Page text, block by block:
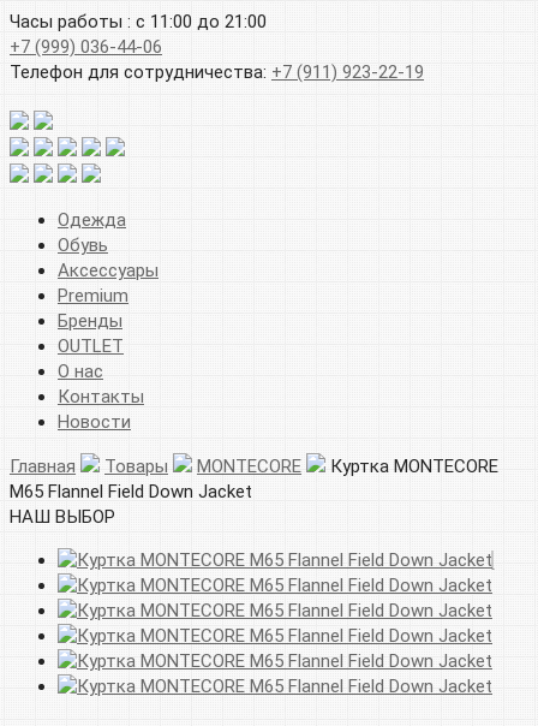
Часы работы : с 11:00 до 21:00
+7 (999) 036-44-06
Телефон для сотрудничества: +7 (911) 923-22-19
Одежда
Обувь
Аксессуары
Premium
Бренды
OUTLET
О нас
Контакты
Новости
Главная Товары MONTECORE
Куртка MONTECORE
M65 Flannel Field Down Jacket
НАШ ВЫБОР